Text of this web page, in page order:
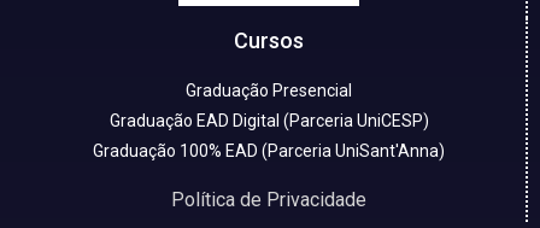
Cursos
Graduação Presencial
Graduação EAD Digital (Parceria UniCESP)
Graduação 100% EAD (Parceria UniSant'Anna)
Política de Privacidade